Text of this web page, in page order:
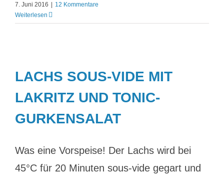
7. Juni 2016 | 12 Kommentare
Weiterlesen
LACHS SOUS-VIDE MIT
LAKRITZ UND TONIC-
GURKENSALAT
Was eine Vorspeise! Der Lachs wird bei
45°C für 20 Minuten sous-vide gegart und